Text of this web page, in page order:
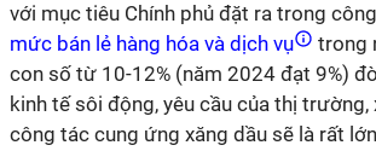
với mục tiêu Chính phủ đặt ra trong
mức bán lẻ hàng hóa và dịch vụ
trong
con số từ 10-12% (năm 2024 đạt 9%)
kinh tế sôi động, yêu cầu của thị trường,
công tác cung ứng xăng dầu sẽ là rất